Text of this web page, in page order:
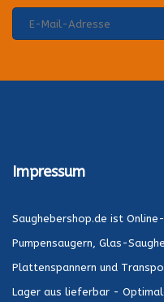
Impressum
Saughebershop.de ist
Pumpensaugern, Glas-
Plattenspannern und
Lager aus lieferbar -